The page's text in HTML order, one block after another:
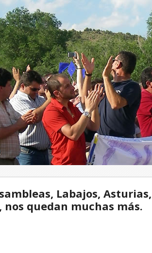
Labajos,
nos quedan muchas más.